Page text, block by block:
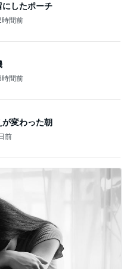
したポーチ
時間前
時間前
変わった朝
前